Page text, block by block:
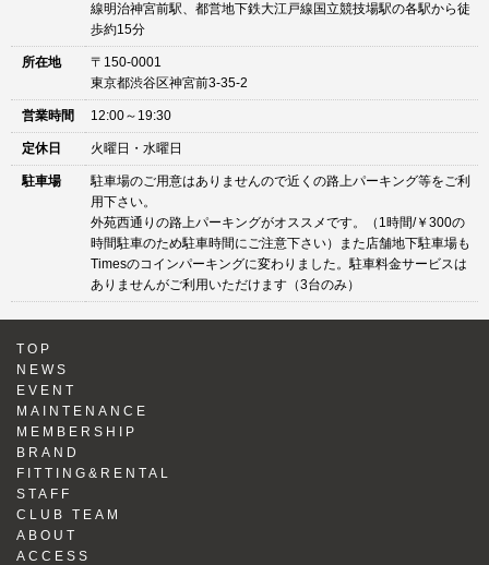
線明治神宮前駅、都営地下鉄大江戸線国立競技場駅の各駅から徒
歩約15分
所在地
〒150-0001
東京都渋谷区神宮前3-35-2
営業時間 12:00～19:30
定休日 火曜日・水曜日
駐車場
駐車場のご用意はありませんので近くの路上パーキング等をご利
用下さい。
外苑西通りの路上パーキングがオススメです。（1時間/￥300の
時間駐車のため駐車時間にご注意下さい）また店舗地下駐車場も
Timesのコインパーキングに変わりました。駐車料金サービスは
ありませんがご利用いただけます（3台のみ）
TOP
NEWS
EVENT
MAINTENANCE
MEMBERSHIP
BRAND
FITTING&RENTAL
STAFF
CLUB TEAM
ABOUT
ACCESS